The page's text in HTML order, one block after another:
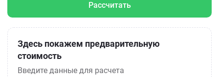
Рассчитать
Здесь покажем предварительную
стоимость
Введите данные для расчета